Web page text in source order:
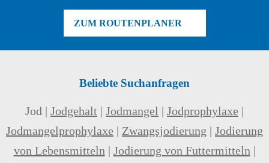
ZUM ROUTENPLANER
Beliebte Suchanfragen
Jod | Jodgehalt | Jodmangel | Jodprophylaxe |
Jodmangelprophylaxe | Zwangsjodierung | Jodierung
von Lebensmitteln | Jodierung von Futtermitteln |